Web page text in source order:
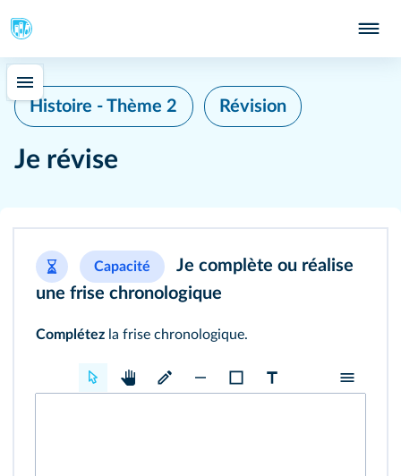
Histoire - Thème 2 Révision
Je révise
Capacité
une frise chronologique
Complétez la frise chronologique.